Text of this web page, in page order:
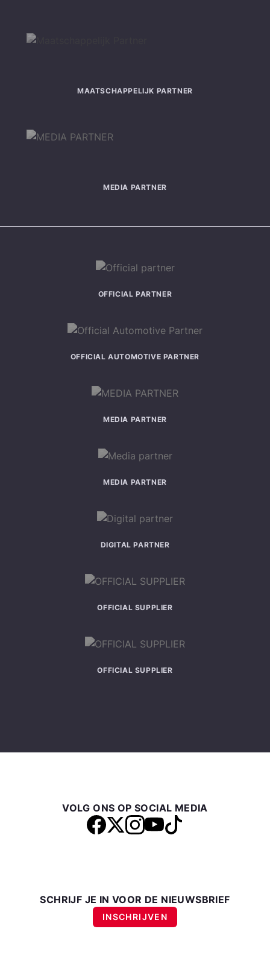
MAATSCHAPPELIJK PARTNER
MEDIA PARTNER
OFFICIAL PARTNER
OFFICIAL AUTOMOTIVE PARTNER
MEDIA PARTNER
MEDIA PARTNER
DIGITAL PARTNER
OFFICIAL SUPPLIER
OFFICIAL SUPPLIER
VOLG ONS OP SOCIAL MEDIA
SCHRIJF JE IN VOOR DE NIEUWSBRIEF
INSCHRIJVEN